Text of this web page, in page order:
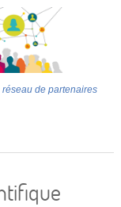
réseau de partenaires